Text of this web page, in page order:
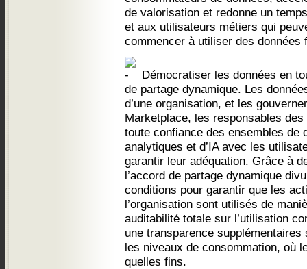
de valorisation et redonne un
et aux utilisateurs métiers qui
commencer à utiliser des données
Démocratiser les données en
de partage dynamique. Les
d’une organisation, et les
Marketplace, les responsables
toute confiance des ensembles de
analytiques et d’IA avec les
garantir leur adéquation. Grâce à
l’accord de partage dynamique
conditions pour garantir que les
l’organisation sont utilisés de
auditabilité totale sur l’utilisation
une transparence
les niveaux de consommation, où
quelles fins.